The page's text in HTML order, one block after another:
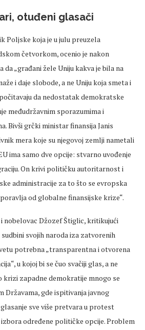
otuđeni glasači
Poljske koja je u julu preuzela
četvorkom, ocenio je nakon
„građani žele Uniju kakva je bila na
i daje slobode, a ne Uniju koja smeta i
da nedostatak demokratske
međudržavnim sporazumima i
Bivši grčki ministar finansija Janis
mera koje su njegovoj zemlji nametali
ima samo dve opcije: stvarno uvođenje
On krivi političku autoritarnost i
administracije za to što se evropska
od globalne finansijske krize“.
nobelovac Džozef Štiglic, kritikujući
svojih naroda iza zatvorenih
potrebna „transparentna i otvorena
u kojoj bi se čuo svačiji glas, a ne
krizi zapadne demokratije mnogo se
Državama, gde ispitivanja javnog
sve više pretvara u protest
određene političke opcije. Problem